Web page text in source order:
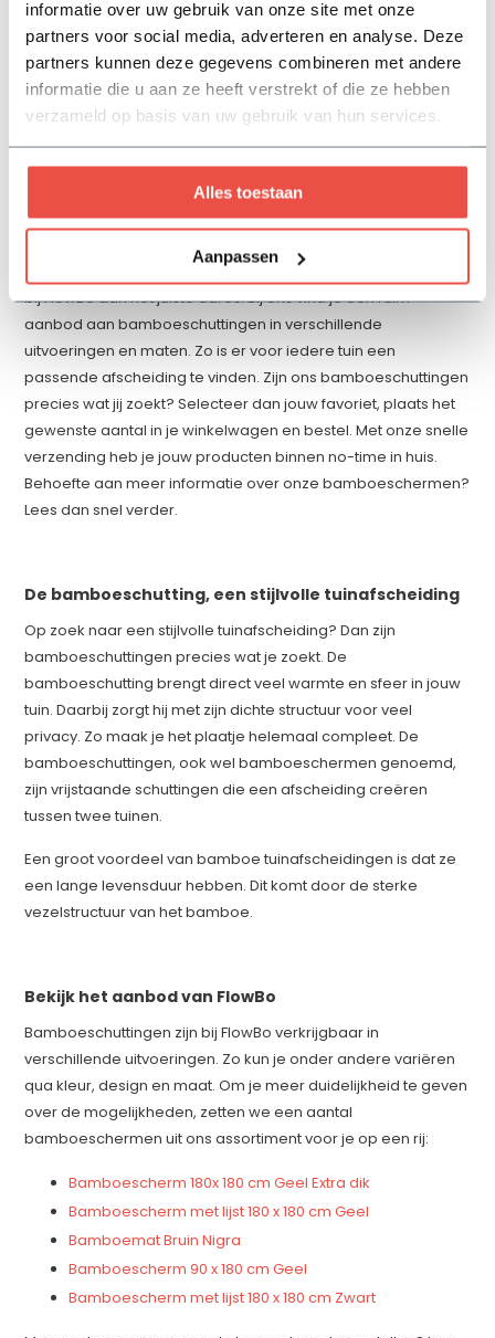
informatie over uw gebruik van onze site met onze
partners voor social media, adverteren en analyse. Deze
partners kunnen deze gegevens combineren met andere
informatie die u aan ze heeft verstrekt of die ze hebben
verzameld op basis van uw gebruik van hun services.
Alles toestaan
Aanpassen
467,64
Bekijken
Ontdek stijlvolle bamboeschuttingen bij
FlowBo
Voor de mooiste bamboeschuttingen en -schermen ben je
bij FlowBo aan het juiste adres. Bij ons vind je een ruim
aanbod aan bamboeschuttingen in verschillende
uitvoeringen en maten. Zo is er voor iedere tuin een
passende afscheiding te vinden. Zijn ons bamboeschuttingen
precies wat jij zoekt? Selecteer dan jouw favoriet, plaats het
gewenste aantal in je winkelwagen en bestel. Met onze snelle
verzending heb je jouw producten binnen no-time in huis.
Behoefte aan meer informatie over onze bamboeschermen?
Lees dan snel verder.
De bamboeschutting, een stijlvolle tuinafscheiding
Op zoek naar een stijlvolle tuinafscheiding? Dan zijn
bamboeschuttingen precies wat je zoekt. De
bamboeschutting brengt direct veel warmte en sfeer in jouw
tuin. Daarbij zorgt hij met zijn dichte structuur voor veel
privacy. Zo maak je het plaatje helemaal compleet. De
bamboeschuttingen, ook wel bamboeschermen genoemd,
zijn vrijstaande schuttingen die een afscheiding creëren
tussen twee tuinen.
Een groot voordeel van bamboe tuinafscheidingen is dat ze
een lange levensduur hebben. Dit komt door de sterke
vezelstructuur van het bamboe.
Bekijk het aanbod van FlowBo
Bamboeschuttingen zijn bij FlowBo verkrijgbaar in
verschillende uitvoeringen. Zo kun je onder andere variëren
qua kleur, design en maat. Om je meer duidelijkheid te geven
over de mogelijkheden, zetten we een aantal
bamboeschermen uit ons assortiment voor je op een rij:
Bamboescherm 180x 180 cm Geel Extra dik
Bamboescherm met lijst 180 x 180 cm Geel
Bamboemat Bruin Nigra
Bamboescherm 90 x 180 cm Geel
Bamboescherm met lijst 180 x 180 cm Zwart